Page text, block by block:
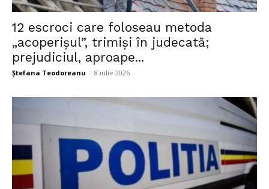
12 escroci care foloseau metoda
„acoperişul”, trimiși în judecată;
prejudiciul, aproape...
Ștefana Teodoreanu - 8 iulie 2026